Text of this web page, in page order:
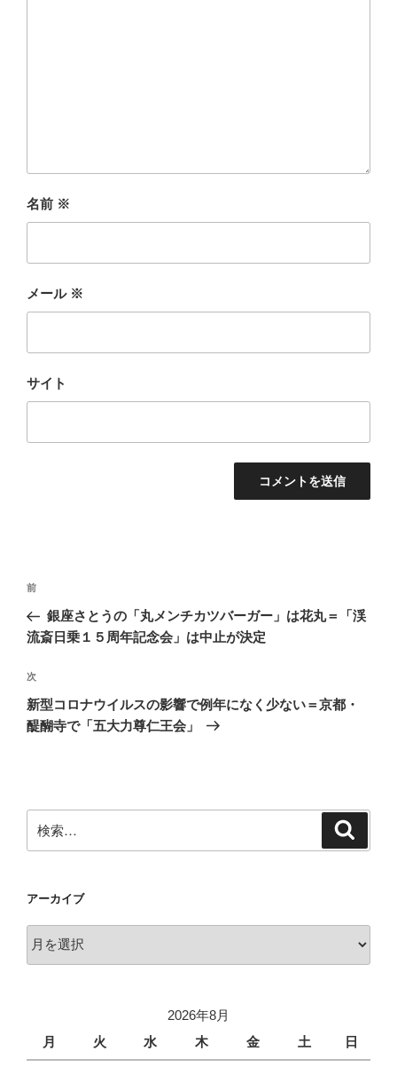
名前 ※
メール ※
サイト
投
ナ
ゲ
ー
シ
前
の
投
前
銀座さとうの「丸メンチカツバーガー」は花丸＝「渓
流斎日乗１５周年記念会」は中止が決定
次
の
投
次
新型コロナウイルスの影響で例年になく少ない＝京都・
醍醐寺で「五大力尊仁王会」
索:
アーカイブ
ー
2026年8月
月
火 水 木 金 土 日